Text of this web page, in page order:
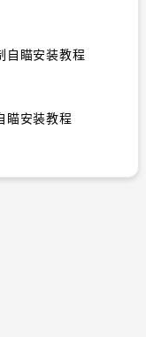
自瞄安装教程
瞄安装教程